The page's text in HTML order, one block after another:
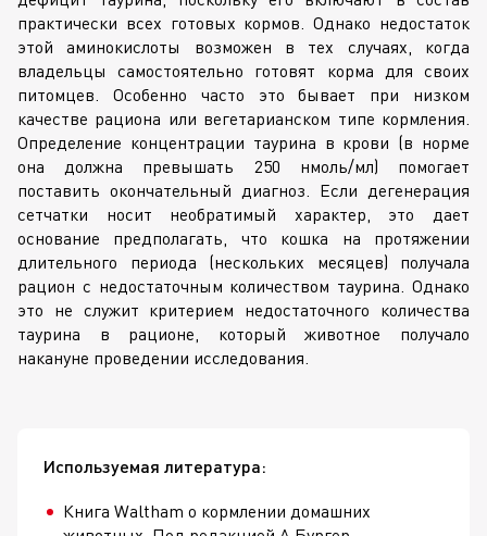
практически всех готовых кормов. Однако недостаток
этой аминокислоты возможен в тех случаях, когда
владельцы самостоятельно готовят корма для своих
питомцев. Особенно часто это бывает при низком
качестве рациона или вегетарианском типе кормления.
Определение концентрации таурина в крови (в норме
она должна превышать 250 нмоль/мл) помогает
поставить окончательный диагноз. Если дегенерация
сетчатки носит необратимый характер, это дает
основание предполагать, что кошка на протяжении
длительного периода (нескольких месяцев) получала
рацион с недостаточным количеством таурина. Однако
это не служит критерием недостаточного количества
таурина в рационе, который животное получало
накануне проведении исследования.
Используемая литература:
Книга Waltham о кормлении домашних